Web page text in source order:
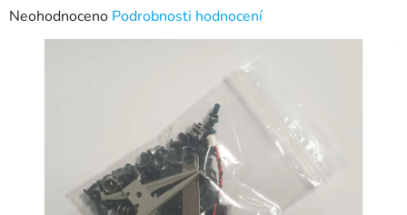
Průměrné
hodnocení
hvězdiček.
Neohodnoceno Podrobnosti hodnocení